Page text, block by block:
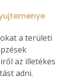
a területi
az illetékes
adni.